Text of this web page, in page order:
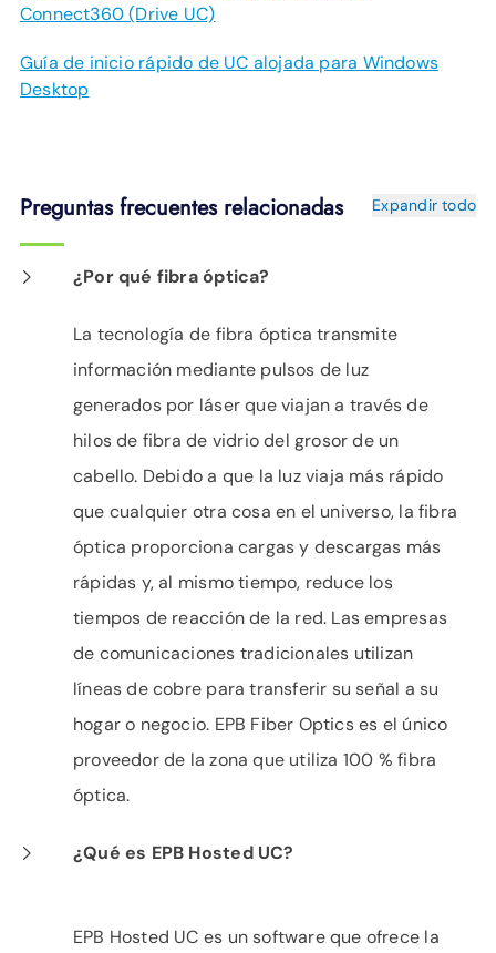
Connect360 (Drive UC)
Guía de inicio rápido de UC alojada para Windows
Desktop
Preguntas frecuentes relacionadas Expandir todo
¿Por qué fibra óptica?
La tecnología de fibra óptica transmite
información mediante pulsos de luz
generados por láser que viajan a través de
hilos de fibra de vidrio del grosor de un
cabello. Debido a que la luz viaja más rápido
que cualquier otra cosa en el universo, la fibra
óptica proporciona cargas y descargas más
rápidas y, al mismo tiempo, reduce los
tiempos de reacción de la red. Las empresas
de comunicaciones tradicionales utilizan
líneas de cobre para transferir su señal a su
hogar o negocio. EPB Fiber Optics es el único
proveedor de la zona que utiliza 100 % fibra
óptica.
¿Qué es EPB Hosted UC?
EPB Hosted UC es un software que ofrece la